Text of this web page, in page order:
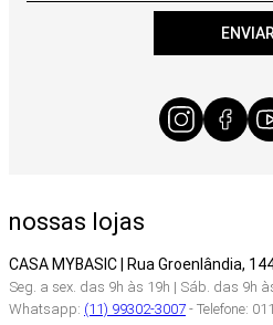
nossas lojas
CASA MYBASIC | Rua Groenlândia,
Seg. a sex. das 9h às 19h | Sáb. das 9h
Whatsapp: (11) 99302-3007- Telefone: